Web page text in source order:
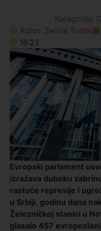
Kategorija:
Autor: Zerina Torbić
16:22
Evropski parlament
izražava duboku
rastuće represije i
u Srbiji, godinu dana
Železničkoj stanici u
glasalo 457